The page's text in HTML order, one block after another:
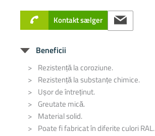
Kontakt sælger
Beneficii
Rezistență la coroziune.
Rezistență la substanțe chimice.
Ușor de întreținut.
Greutate mică.
Material solid.
Poate fi fabricat în diferite culori RAL.